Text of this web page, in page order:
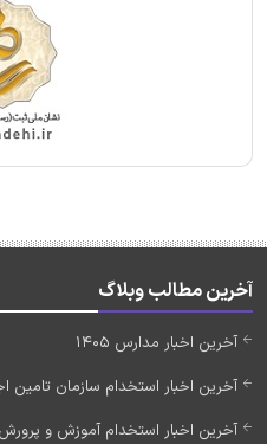
آخرین مطالب وبلاگ
آخرین اخبار مدارس 1405
آخرین اخبار استخدام سازمان تامین اجتماعی
آخرین اخبار استخدام آموزش و پرورش 1405 (به زودی)